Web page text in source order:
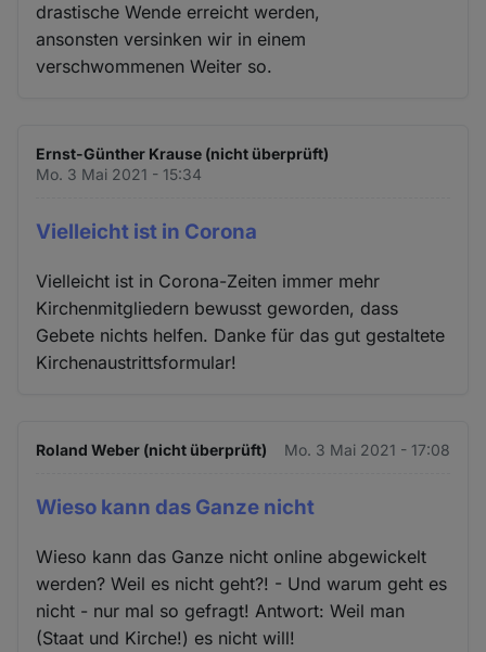
drastische Wende erreicht werden,
ansonsten versinken wir in einem
verschwommenen Weiter so.
Ernst-Günther Krause (nicht überprüft)
Mo. 3 Mai 2021 - 15:34
Vielleicht ist in Corona
Vielleicht ist in Corona-Zeiten immer mehr
Kirchenmitgliedern bewusst geworden, dass
Gebete nichts helfen. Danke für das gut gestaltete
Kirchenaustrittsformular!
Roland Weber (nicht überprüft) Mo. 3 Mai 2021 - 17:08
Wieso kann das Ganze nicht
Wieso kann das Ganze nicht online abgewickelt
werden? Weil es nicht geht?! - Und warum geht es
nicht - nur mal so gefragt! Antwort: Weil man
(Staat und Kirche!) es nicht will!